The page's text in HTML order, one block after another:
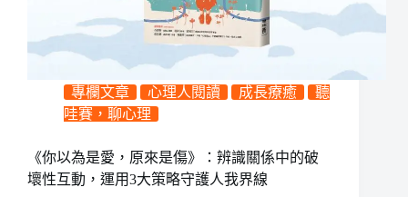
專欄文章 心理人閱讀 成長療癒
聽
哇賽，聊心理
《你以為是愛，原來是傷》：辨識關係中的破
壞性互動，運用3大策略守護人我界線